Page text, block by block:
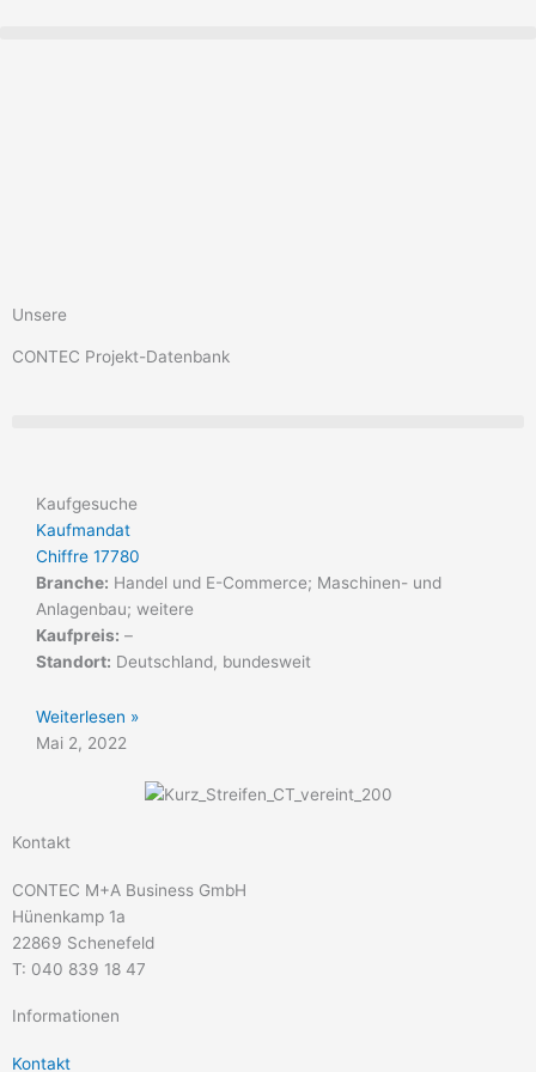
Unsere
CONTEC Projekt-Datenbank
Kaufgesuche
Kaufmandat
Chiffre 17780
Branche: Handel und E-Commerce; Maschinen- und
Anlagenbau; weitere
Kaufpreis: –
Standort: Deutschland, bundesweit
Weiterlesen »
Mai 2, 2022
Kontakt
CONTEC M+A Business GmbH
Hünenkamp 1a
22869 Schenefeld
T: 040 839 18 47
Informationen
Kontakt